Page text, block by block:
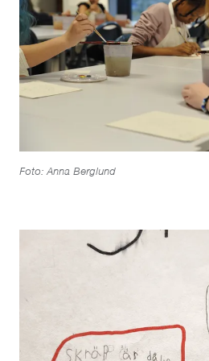
Foto: Anna Berglund